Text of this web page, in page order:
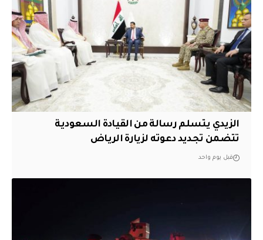
الزيدي يتسلم رسالة من القيادة السعودية
تتضمن تجديد دعوته لزيارة الرياض
قبل يوم واحد